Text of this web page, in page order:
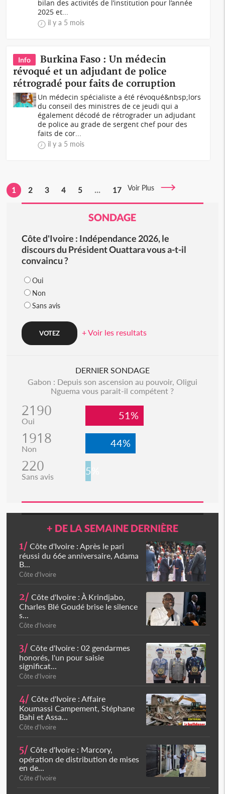
bilan des activités de l’institution pour l’année
2025 et...
il y a 5 mois
Info
Burkina Faso : Un médecin
révoqué et un adjudant de police
rétrogradé pour faits de corruption
Un médecin spécialiste a été révoqué&nbsp;lors
du conseil des ministres de ce jeudi qui a
également décodé de rétrograder un adjudant
de police au grade de sergent chef pour des
faits de cor...
il y a 5 mois
1 2 3 4 5 ... 17 Voir Plus
SONDAGE
Côte d'Ivoire : Indépendance 2026, le
discours du Président Ouattara vous a-t-il
convaincu ?
Oui
Non
Sans avis
+ Voir les resultats
DERNIER SONDAGE
Gabon : Depuis son ascension au pouvoir, Oligui
Nguema vous parait-il compétent ?
2190
Oui 51%
1918
Non 44%
220
Sans avis 5%
+ DE LA SEMAINE DERNIÈRE
1/ Côte d'Ivoire : Après le pari
réussi du 66e anniversaire, Adama
B...
Côte d'Ivoire
2/ Côte d'Ivoire : À Krindjabo,
Charles Blé Goudé brise le silence
s...
Côte d'Ivoire
3/ Côte d'Ivoire : 02 gendarmes
honorés, l'un pour saisie
significat...
Côte d'Ivoire
4/ Côte d'Ivoire : Affaire
Koumassi Campement, Stéphane
Bahi et Assa...
Côte d'Ivoire
5/ Côte d'Ivoire : Marcory,
opération de distribution de mises
en de...
Côte d'Ivoire